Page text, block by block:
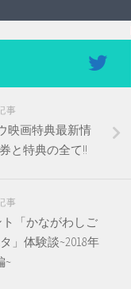
事
映画特典最新情
と特典の全て!!
事
「かながわしご
」体験談~2018年
~